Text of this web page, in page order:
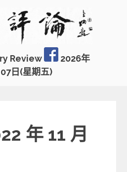
Review
2026年
日(星期五)
年 11 月